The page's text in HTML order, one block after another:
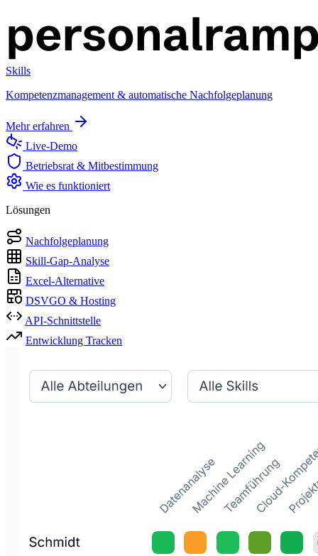
Skills
Kompetenzmanagement & automatische Nachfolgeplanung
Mehr erfahren
Live-Demo
Betriebsrat & Mitbestimmung
Wie es funktioniert
Lösungen
Nachfolgeplanung
Skill-Gap-Analyse
Excel-Alternative
DSVGO & Hosting
API-Schnittstelle
Entwicklung Tracken